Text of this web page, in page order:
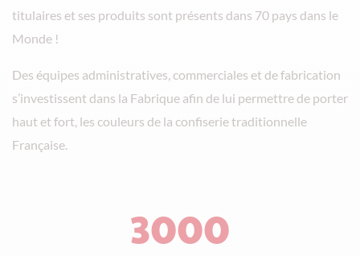
titulaires et ses produits sont présents dans 70 pays dans le
Monde !
Des équipes administratives, commerciales et de fabrication
s’investissent dans la Fabrique afin de lui permettre de porter
haut et fort, les couleurs de la confiserie traditionnelle
Française.
3000